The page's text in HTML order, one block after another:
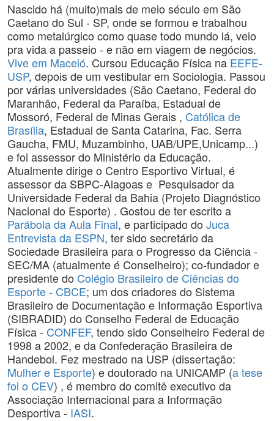
Nascido há (muito)mais de meio século em São
Caetano do Sul - SP, onde se formou e trabalhou
como metalúrgico como quase todo mundo lá, veio
pra vida a passeio - e não em viagem de negócios.
Vive em Maceió. Cursou Educação Física na EEFE-
USP, depois de um vestibular em Sociologia. Passou
por várias universidades (São Caetano, Federal do
Maranhão, Federal da Paraíba, Estadual de
Mossoró, Federal de Minas Gerais , Católica de
Brasília, Estadual de Santa Catarina, Fac. Serra
Gaucha, FMU, Muzambinho, UAB/UPE,Unicamp...)
e foi assessor do Ministério da Educação.
Atualmente dirige o Centro Esportivo Virtual, é
assessor da SBPC-Alagoas e Pesquisador da
Universidade Federal da Bahia (Projeto Diagnóstico
Nacional do Esporte) . Gostou de ter escrito a
Parábola da Aula Final, e participado do Juca
Entrevista da ESPN, ter sido secretário da
Sociedade Brasileira para o Progresso da Ciência -
SEC/MA (atualmente é Conselheiro); co-fundador e
presidente do Colégio Brasileiro de Ciências do
Esporte - CBCE; um dos criadores do Sistema
Brasileiro de Documentação e Informação Esportiva
(SIBRADID) do Conselho Federal de Educação
Física - CONFEF, tendo sido Conselheiro Federal de
1998 a 2002, e da Confederação Brasileira de
Handebol. Fez mestrado na USP (dissertação:
Mulher e Esporte) e doutorado na UNICAMP (a tese
foi o CEV) , é membro do comitê executivo da
Associação Internacional para a Informação
Desportiva - IASI.